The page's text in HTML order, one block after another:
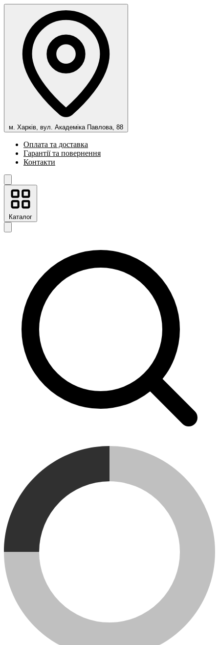
м. Харків, вул. Академіка Павлова, 88
Оплата та доставка
Гарантії та повернення
Контакти
Каталог